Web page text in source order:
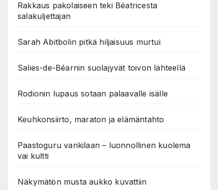
Rakkaus pakolaiseen teki Béatricesta
salakuljettajan
Sarah Abitbolin pitkä hiljaisuus murtui
Salies-de-Béarnin suolajyvät toivon lähteellä
Rodionin lupaus sotaan palaavalle isälle
Keuhkonsiirto, maraton ja elämäntahto
Paastoguru vankilaan – luonnollinen kuolema
vai kultti
Näkymätön musta aukko kuvattiin